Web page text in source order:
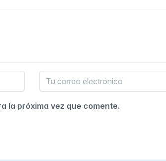
la próxima vez que comente.